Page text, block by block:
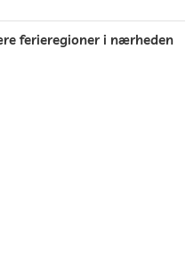
ferieregioner i nærheden